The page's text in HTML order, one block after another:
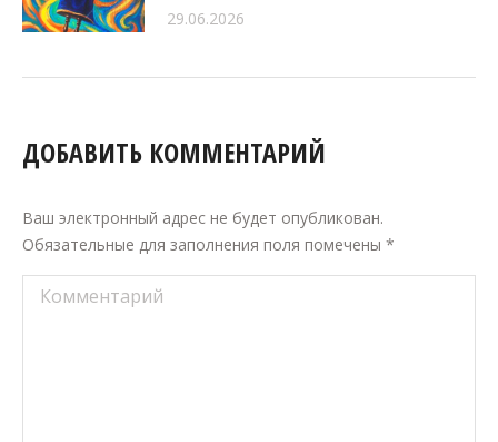
29.06.2026
ДОБАВИТЬ КОММЕНТАРИЙ
Ваш электронный адрес не будет опубликован.
Обязательные для заполнения поля помечены *
Комментарий